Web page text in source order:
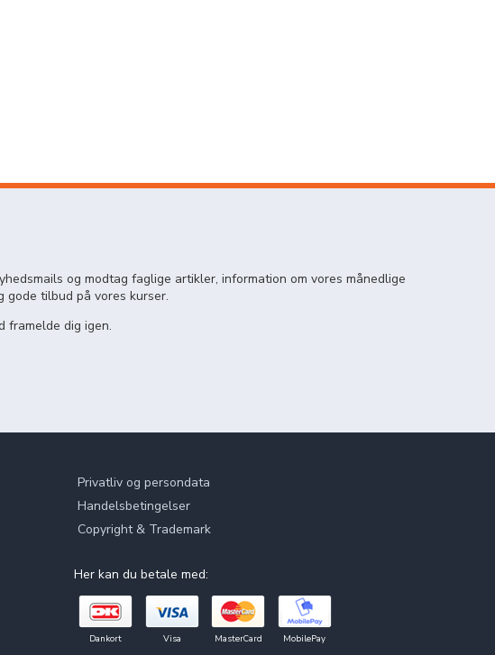
og modtag faglige artikler, information om vores månedlige
gode tilbud på vores kurser.
framelde dig igen.
Privatliv og persondata
Handelsbetingelser
Copyright & Trademark
Her kan du betale med:
Dankort Visa MasterCard MobilePay